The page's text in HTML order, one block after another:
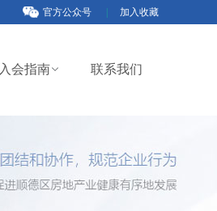
官方公众号 加入收藏
入会指南 联系我们